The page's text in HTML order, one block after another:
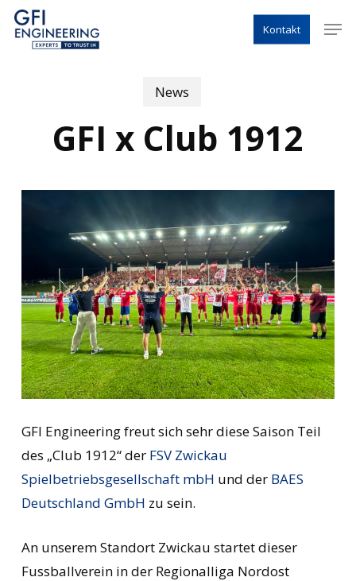
Skip
Kontakt
News
GFI x Club 1912
GFI Engineering freut sich sehr diese Saison Teil
des „Club 1912“ der FSV Zwickau
Spielbetriebsgesellschaft mbH und der BAES
Deutschland GmbH zu sein.
An unserem Standort Zwickau startet dieser
Fussballverein in der Regionalliga Nordost